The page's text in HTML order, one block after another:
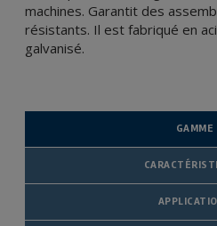
machines. Garantit des
résistants. Il est fabriqué en
galvanisé.
GAMME